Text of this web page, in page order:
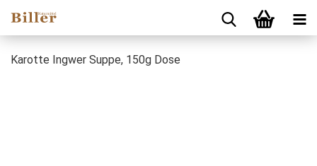
Karotte Ingwer Suppe, 150g Dose